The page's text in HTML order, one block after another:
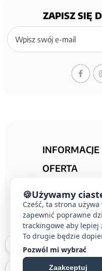
ZAPISZ SIĘ
Zapisz
się
newslettera
INFORMACJE
OFERTA
KONTAKT
🍪Używamy
Cześć, ta strona
zapewnić poprawne
trackingowe aby lepiej
To drugie będzie
Pozwól mi wybrać
Zaakceptuj